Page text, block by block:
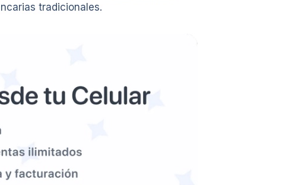
tradicionales.